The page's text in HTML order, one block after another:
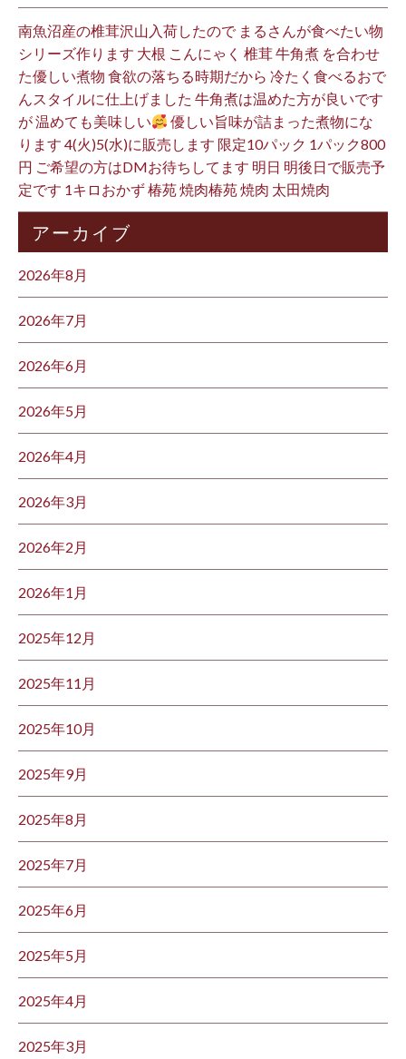
南魚沼産の椎茸沢山入荷したので まるさんが食べたい物
シリーズ作ります 大根 こんにゃく 椎茸 牛角煮 を合わせ
た優しい煮物 食欲の落ちる時期だから 冷たく食べるおで
んスタイルに仕上げました 牛角煮は温めた方が良いです
が 温めても美味しい
優しい旨味が詰まった煮物にな
ります 4(火)5(水)に販売します 限定10パック 1パック800
円 ご希望の方はDMお待ちしてます 明日 明後日で販売予
定です 1キロおかず 椿苑 焼肉椿苑 焼肉 太田焼肉
アーカイブ
2026年8月
2026年7月
2026年6月
2026年5月
2026年4月
2026年3月
2026年2月
2026年1月
2025年12月
2025年11月
2025年10月
2025年9月
2025年8月
2025年7月
2025年6月
2025年5月
2025年4月
2025年3月